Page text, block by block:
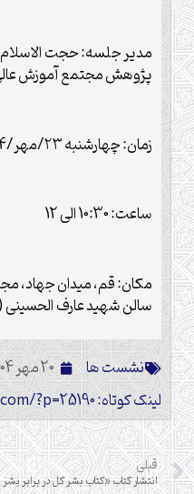
مدیر جلسه: حجت
پژوهش مجتمع آموزش
زمان: چهارشنبه ۲۳/مهر/1404
ساعت: 10:30 الی 12
مکان: قم، میدان جهاد،
سالن شهید عارف الحسینی
نشست ها
20 مهر 1404
لینک کوتاه: https://sokhanetarikh.com/?p=25190
قبلی